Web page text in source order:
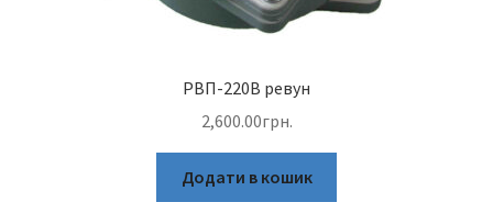
РВП-220В ревун
2,600.00грн.
Додати в кошик